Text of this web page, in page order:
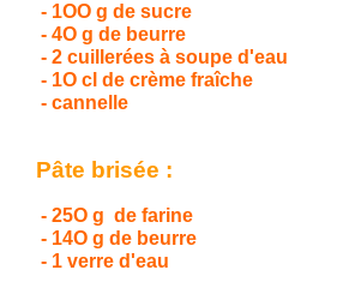
- 1OO g de sucre
- 4O g de beurre
- 2 cuillerées à soupe d'eau
- 1O cl de crème fraîche
- cannelle
Pâte brisée :
- 25O g de farine
- 14O g de beurre
- 1 verre d'eau